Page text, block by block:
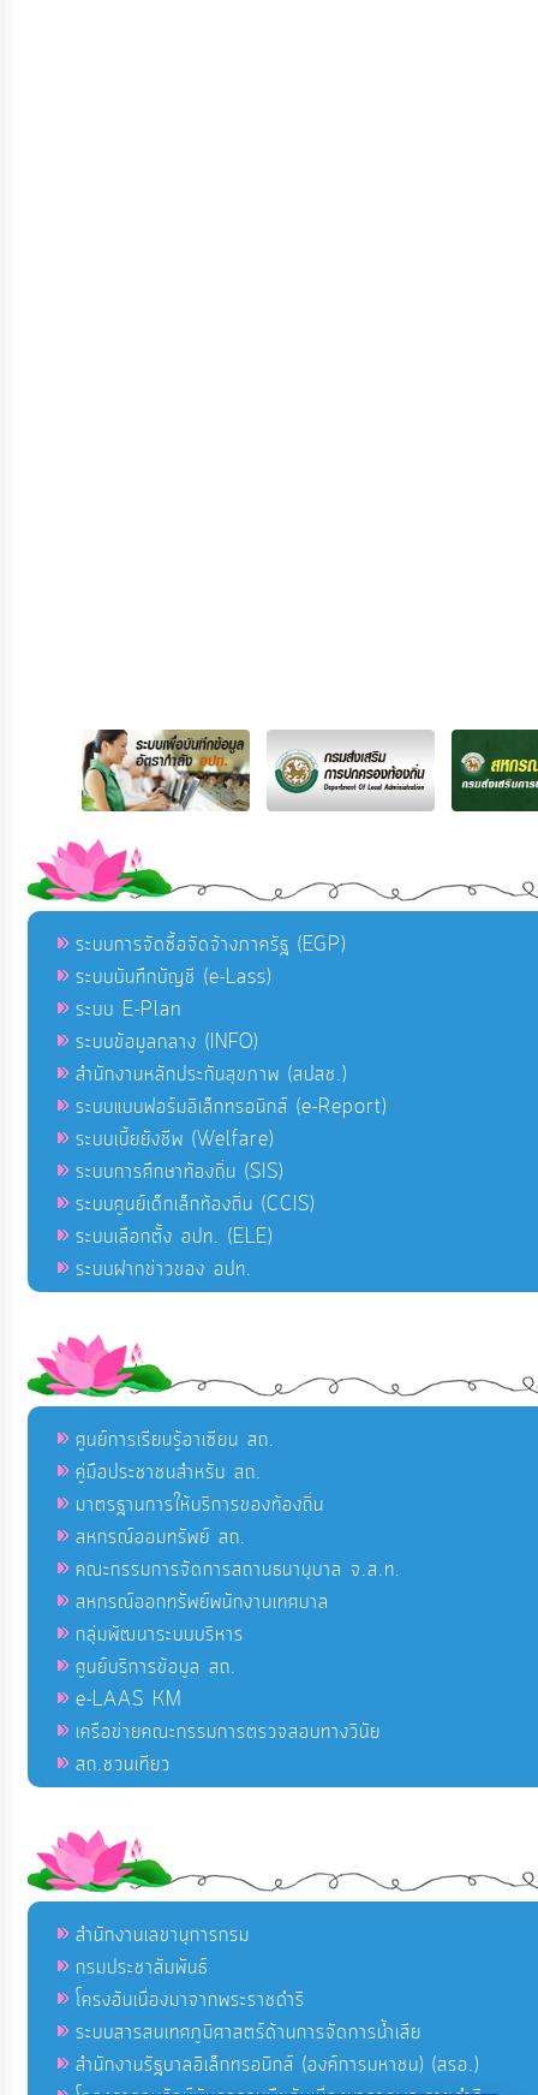
ระบบการจัดซื้อจัดจ้างภาครัฐ (EGP)
ระบบบันทึกบัญชี (e-Lass)
ระบบ E-Plan
ระบบข้อมูลกลาง (INFO)
สำนักงานหลักประกันสุขภาพ (สปสช.)
ระบบแบบฟอร์มอิเล็กทรอนิกส์ (e-Report)
ระบบเบี้ยยังชีพ (Welfare)
ระบบการศึกษาท้องถิ่น (SIS)
ระบบศูนย์เด็กเล็กท้องถิ่น (CCIS)
ระบบเลือกตั้ง อปท. (ELE)
ระบบฝากข่าวของ อปท.
ศูนย์การเรียนรู้อาเซียน สถ.
คู่มือประชาชนสำหรับ สถ.
มาตรฐานการให้บริการของท้องถิ่น
สหกรณ์ออมทรัพย์ สถ.
คณะกรรมการจัดการสถานธนานุบาล จ.ส.ท.
สหกรณ์ออกทรัพย์พนักงานเทศบาล
กลุ่มพัฒนาระบบบริหาร
ศูนย์บริการข้อมูล สถ.
e-LAAS KM
เครือข่ายคณะกรรมการตรวจสอบทางวินัย
สถ.ชวนเที่ยว
สำนักงานเลขานุการกรม
กรมประชาสัมพันธ์
โครงอันเนื่องมาจากพระราชดำริ
ระบบสารสนเทศภูมิศาสตร์ด้านการจัดการน้ำเสีย
สำนักงานรัฐบาลอิเล็กทรอนิกส์ (องค์การมหาชน) (สรอ.)